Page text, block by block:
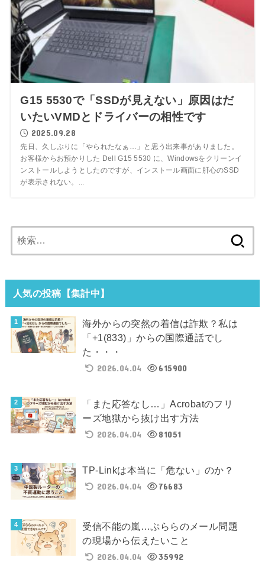
G15 5530で「SSDが見えない」原因はだ
いたいVMDとドライバーの相性です
2025.09.28
先日、久しぶりに「やられたなぁ…」と思う出来事がありました。
お客様からお預かりした Dell G15 5530 に、Windowsをクリーンイ
ンストールしようとしたのですが、インストール画面に肝心のSSD
が表示されない。...
索:
人気の投稿【集計中】
海外からの突然の着信は詐欺？私は
「+1(833)」からの国際通話でし
た・・・
2026.04.04
615900
「また応答なし…」Acrobatのフリ
ーズ地獄から抜け出す方法
2026.04.04
81051
TP-Linkは本当に「危ない」のか？
2026.04.04
76683
受信不能の嵐…ぷららのメール問題
の現場から伝えたいこと
2026.04.04
35992